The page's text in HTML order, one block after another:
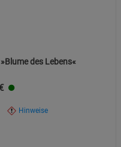
des Lebens«
Hinweise
anzeigen